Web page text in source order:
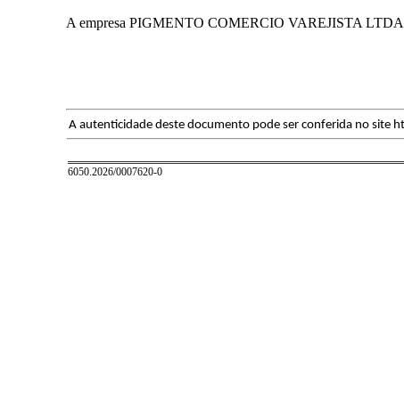
A empresa PIGMENTO COMERCIO VAREJISTA LTDA
A autenticidade deste documento pode ser conferida no
6050.2026/0007620-0